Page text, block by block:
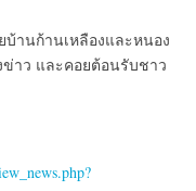
านก้านเหลืองและหนอง
ข่าว และคอยต้อนรับชาว